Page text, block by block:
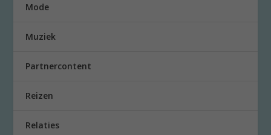
Mode
Muziek
Partnercontent
Reizen
Relaties